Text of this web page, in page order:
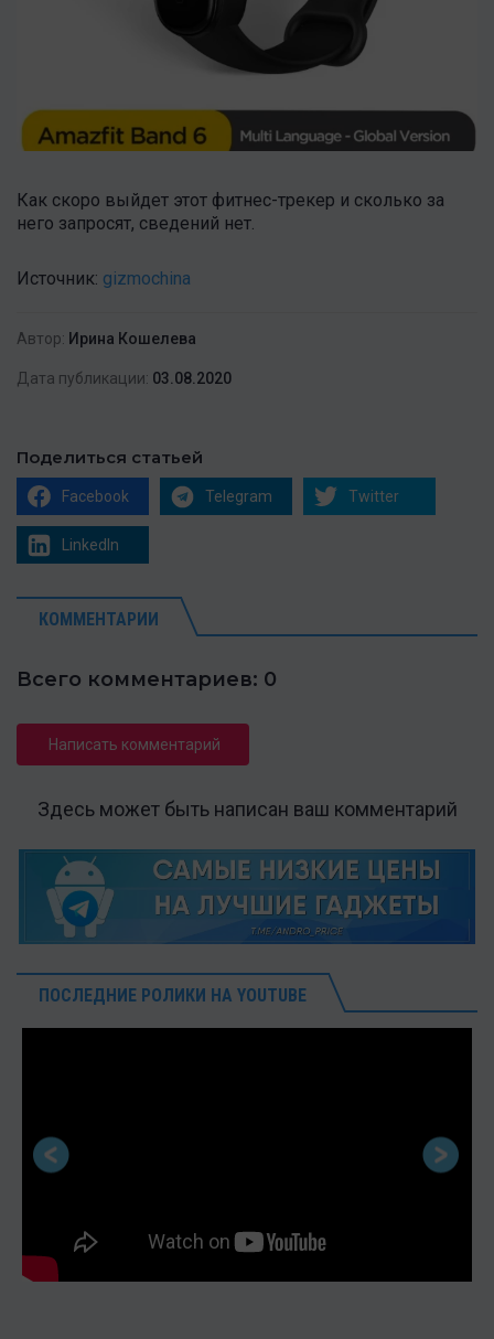
Как скоро выйдет этот фитнес-трекер и сколько за
него запросят, сведений нет.
Источник: gizmochina
Автор: Ирина Кошелева
Дата публикации: 03.08.2020
Поделиться статьей
Facebook Telegram Twitter
LinkedIn
КОММЕНТАРИИ
Всего комментариев: 0
Написать комментарий
Здесь может быть написан ваш комментарий
ПОСЛЕДНИЕ РОЛИКИ НА YOUTUBE